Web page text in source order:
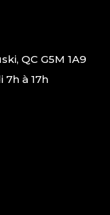
QC G5M 1A9
à 17h